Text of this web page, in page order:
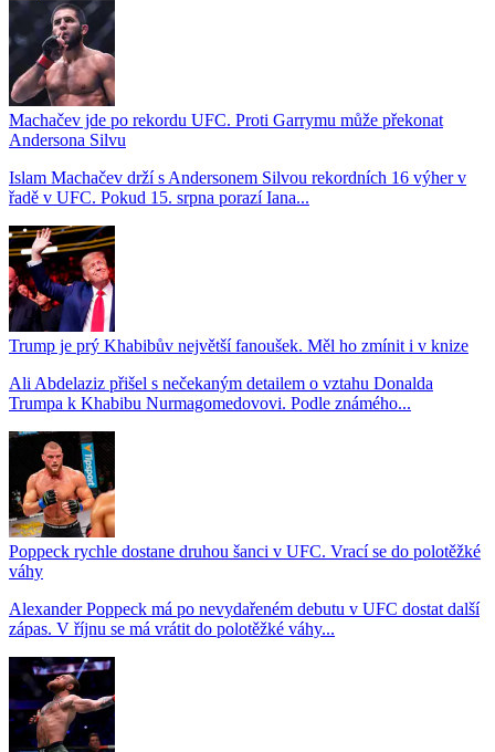
Machačev jde po rekordu UFC. Proti Garrymu může překonat
Andersona Silvu
Islam Machačev drží s Andersonem Silvou rekordních 16 výher v
řadě v UFC. Pokud 15. srpna porazí Iana...
Trump je prý Khabibův největší fanoušek. Měl ho zmínit i v knize
Ali Abdelaziz přišel s nečekaným detailem o vztahu Donalda
Trumpa k Khabibu Nurmagomedovovi. Podle známého...
Poppeck rychle dostane druhou šanci v UFC. Vrací se do polotěžké
váhy
Alexander Poppeck má po nevydařeném debutu v UFC dostat další
zápas. V říjnu se má vrátit do polotěžké váhy...